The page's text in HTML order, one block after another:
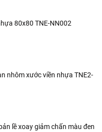
80x80 TNE-NN002
nhôm xước viền nhựa TNE2-
lề xoay giảm chấn màu đen